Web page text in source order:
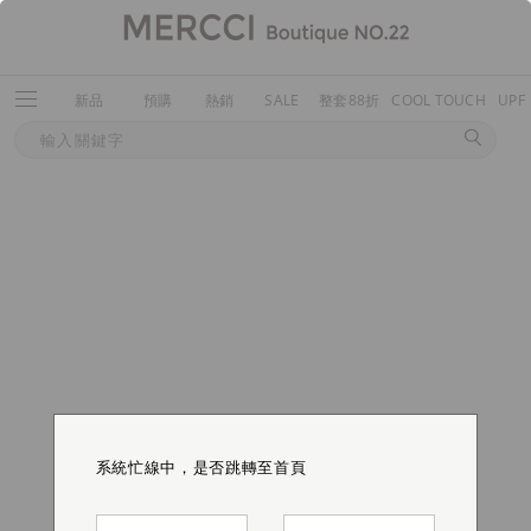
新品 預購 熱銷 SALE 整套88折 COOL TOUCH
系統忙線中，是否跳轉至首頁
系統忙線中，是否跳轉至首頁
系統忙線中，是否跳轉至首頁
系統忙線中，是否跳轉至首頁
系統忙線中，是否跳轉至首頁